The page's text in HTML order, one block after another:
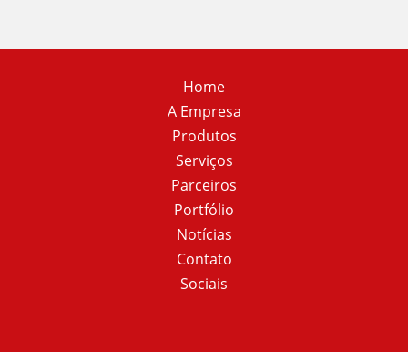
Home
A Empresa
Produtos
Serviços
Parceiros
Portfólio
Notícias
Contato
Sociais